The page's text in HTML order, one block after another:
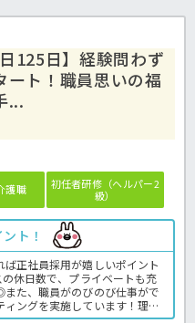
日125日】経験問わず
ート！職員思いの福
...
護職
初任者研修（ヘルパー2
級）
ト！
正社員採用が嬉しいポイント
休日数で、プライベートも充
た、職員がのびのび仕事がで
ングを実施しています！理想
か？お問い合わせはほっ介護